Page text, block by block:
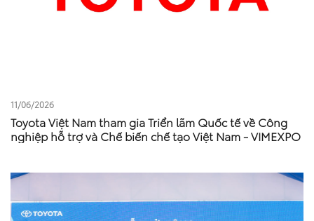
11/06/2026
Toyota Việt Nam tham gia Triển lãm Quốc tế về Công
nghiệp hỗ trợ và Chế biến chế tạo Việt Nam - VIMEXPO